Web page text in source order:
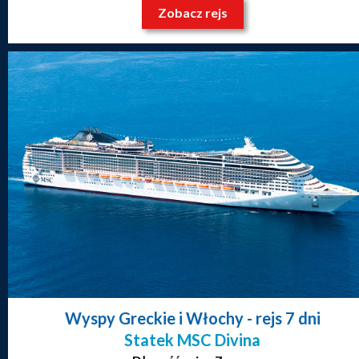
Zobacz rejs
Wyspy Greckie i Włochy- rejs 7 dni
Statek MSC Divina